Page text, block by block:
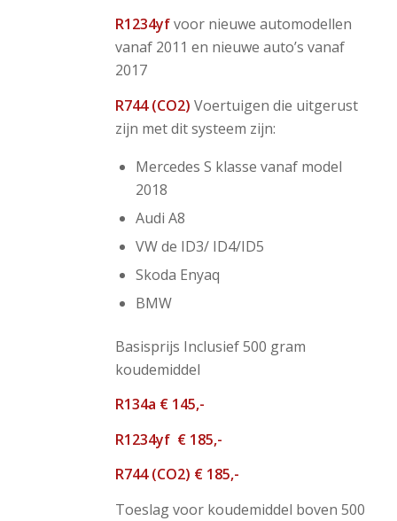
R1234yfvoor nieuwe automodellen
vanaf 2011 en nieuwe auto’s vanaf
2017
R744 (CO2) Voertuigen die uitgerust
zijn met dit systeem zijn:
Mercedes S klasse vanaf model
2018
Audi A8
VW de ID3/ ID4/ID5
Skoda Enyaq
BMW
Basisprijs Inclusief 500 gram
koudemiddel
R134a € 145,-
R1234yf € 185,-
R744 (CO2) € 185,-
Toeslag voor koudemiddel boven 500